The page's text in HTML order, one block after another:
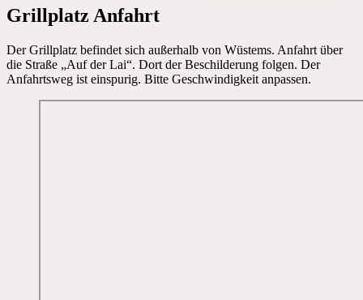
Grillplatz Anfahrt
Der Grillplatz befindet sich außerhalb von Wüstems. Anfahrt über
die Straße „Auf der Lai“. Dort der Beschilderung folgen. Der
Anfahrtsweg ist einspurig. Bitte Geschwindigkeit anpassen.